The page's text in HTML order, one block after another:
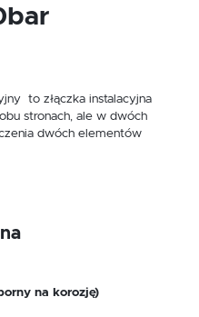
to złączka instalacyjna
stronach, ale w dwóch
dwóch elementów
na korozję)